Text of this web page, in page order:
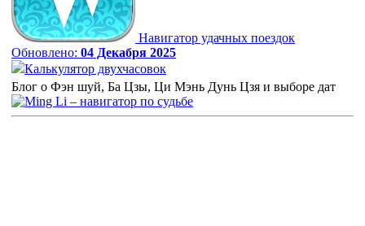
Навигатор удачных поездок
Обновлено: 04 Декабря 2025
Калькулятор двухчасовок
Блог о Фэн шуй, Ба Цзы, Ци Мэнь Дунь Цзя и выборе дат